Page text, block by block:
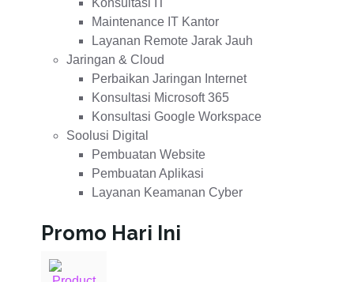
Maintenance IT Kantor
Layanan Remote Jarak Jauh
Jaringan & Cloud
Perbaikan Jaringan Internet
Konsultasi Microsoft 365
Konsultasi Google Workspace
Soolusi Digital
Pembuatan Website
Pembuatan Aplikasi
Layanan Keamanan Cyber
Promo Hari Ini